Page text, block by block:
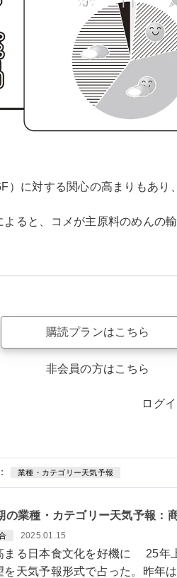
）に対する関心の高まりもあり
よると、コメが主原料のめんの
購読プランはこちら
非会員の方はこちら
ログ
業種・カテゴリー天気予報
業種・カテゴリー天気予報：
2025.01.15
る日本食文化を好機に 25年
を天気予報形式で占った。昨年